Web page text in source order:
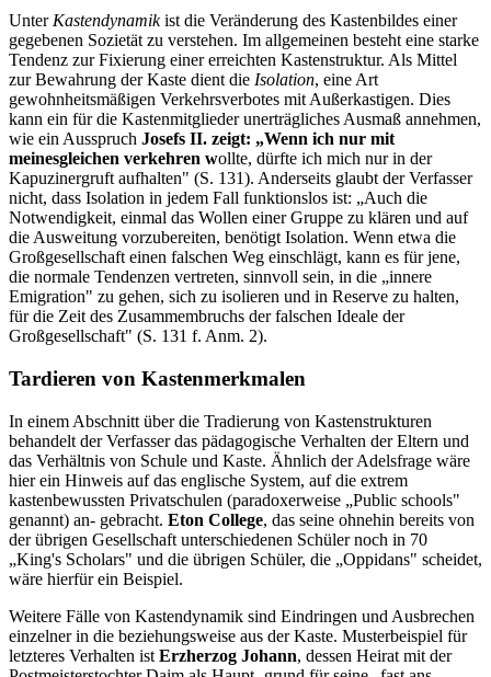
Unter Kastendynamikist die Veränderung des Kastenbildes einer
gegebenen Sozietät zu verstehen. Im allgemeinen besteht eine starke
Tendenz zur Fixierung einer erreichten Kastenstruktur. Als Mittel
zur Bewahrung der Kaste dient die Isolation, eine Art
gewohnheitsmäßigen Verkehrsverbotes mit Außerkastigen. Dies
kann ein für die Kastenmitglieder unerträgliches Ausmaß annehmen,
wie ein Ausspruch Josefs II. zeigt: „Wenn ich nur mit
meinesgleichen verkehren wollte, dürfte ich mich nur in der
Kapuzinergruft aufhalten" (S. 131). Anderseits glaubt der Verfasser
nicht, dass Isolation in jedem Fall funktionslos ist: „Auch die
Notwendigkeit, einmal das Wollen einer Gruppe zu klären und auf
die Ausweitung vorzubereiten, benötigt Isolation. Wenn etwa die
Großgesellschaft einen falschen Weg einschlägt, kann es für jene,
die normale Tendenzen vertreten, sinnvoll sein, in die „innere
Emigration" zu gehen, sich zu isolieren und in Reserve zu halten,
für die Zeit des Zusammembruchs der falschen Ideale der
Großgesellschaft" (S. 131 f. Anm. 2).
Tardieren von Kastenmerkmalen
In einem Abschnitt über die Tradierung von Kastenstrukturen
behandelt der Verfasser das pädagogische Verhalten der Eltern und
das Verhältnis von Schule und Kaste. Ähnlich der Adelsfrage wäre
hier ein Hinweis auf das englische System, auf die extrem
kastenbewussten Privatschulen (paradoxerweise „Public schools"
genannt) an- gebracht. Eton College, das seine ohnehin bereits von
der übrigen Gesellschaft unterschiedenen Schüler noch in 70
„King's Scholars" und die übrigen Schüler, die „Oppidans" scheidet,
wäre hierfür ein Beispiel.
Weitere Fälle von Kastendynamik sind Eindringen und Ausbrechen
einzelner in die beziehungsweise aus der Kaste. Musterbeispiel für
letzteres Verhalten ist Erzherzog Johann, dessen Heirat mit der